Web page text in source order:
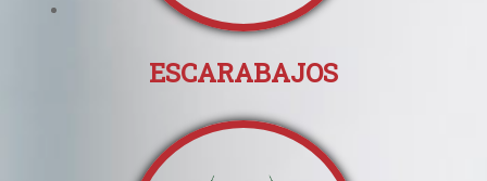
ESCARABAJOS